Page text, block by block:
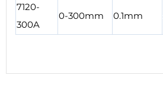
7120-
300A
0-300mm 0.1mm